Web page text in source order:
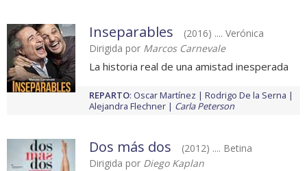
Inseparables
(2016) .... Verónica
Dirigida por Marcos Carnevale
La historia real de una amistad inesperada
REPARTO: Oscar Martínez
Rodrigo De la Serna
Alejandra Flechner
Carla Peterson
Dos más dos
(2012) .... Betina
Dirigida por Diego Kaplan